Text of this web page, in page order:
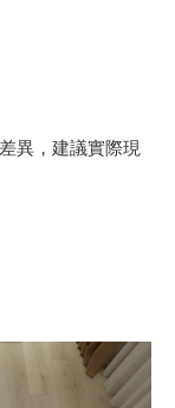
異，建議實際現